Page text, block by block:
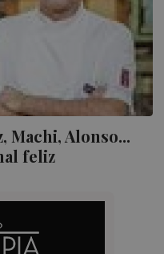
Machi, Alonso...
feliz